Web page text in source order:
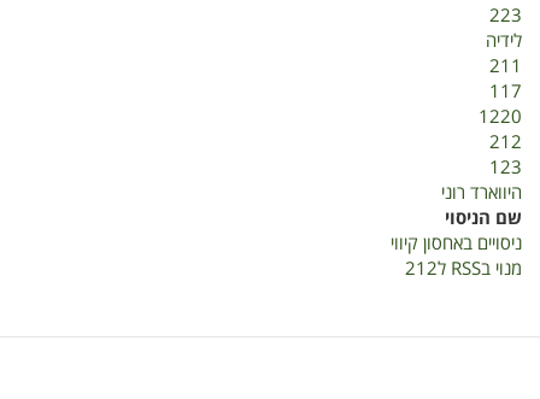
223
לידיה
211
117
1220
212
123
היווארד רוני
שם הניסוי
ניסויים באחסון קיווי
מנוי בRSS ל212